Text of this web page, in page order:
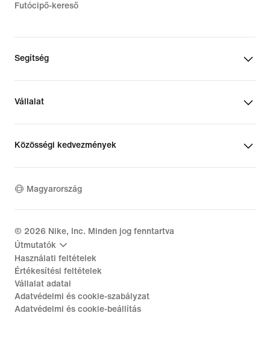
Futócipő-kereső
Segítség
Vállalat
Közösségi kedvezmények
Magyarország
© 2026 Nike, Inc. Minden jog fenntartva
Útmutatók
Használati feltételek
Értékesítési feltételek
Vállalat adatai
Adatvédelmi és cookie-szabályzat
Adatvédelmi és cookie-beállítás